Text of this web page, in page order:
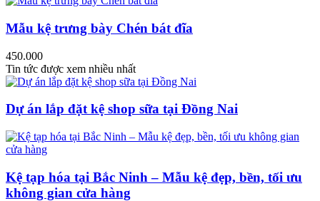
Mẫu kệ trưng bày Chén bát đĩa
450.000
Tin tức được xem nhiều nhất
Dự án lắp đặt kệ shop sữa tại Đồng Nai
Kệ tạp hóa tại Bắc Ninh – Mẫu kệ đẹp, bền, tối ưu
không gian cửa hàng